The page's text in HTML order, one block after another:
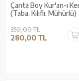
Çanta Boy Kur'an-ı
(Taba, Kılıflı, Mühürlü)
350,00 TL
280,00 TL